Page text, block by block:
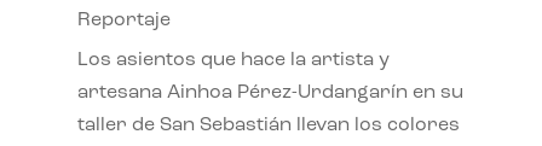
Reportaje
Los asientos que hace la artista y
artesana Ainhoa Pérez-Urdangarín en su
taller de San Sebastián llevan los colores